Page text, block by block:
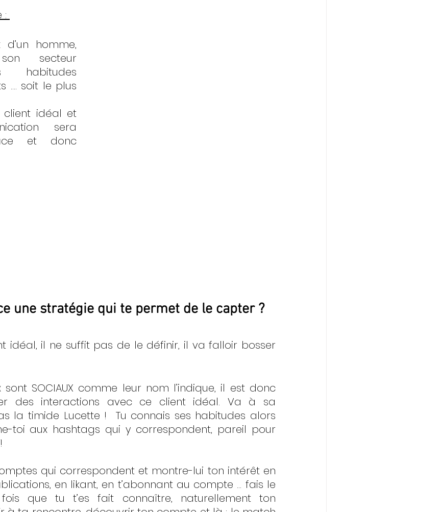
:
d’un homme,
secteur
habitudes
…. soit le plus
client idéal et
sera
et donc
une stratégie qui te permet de le capter ?
idéal, il ne suffit pas de le définir, il va falloir bosser
sont SOCIAUX comme leur nom l’indique, il est donc
des interactions avec ce client idéal. Va à sa
la timide Lucette !  Tu connais ses habitudes alors
toi aux hashtags qui y correspondent, pareil pour
qui correspondent et montre-lui ton intérêt en
en likant, en t’abonnant au compte … fais le
que tu t’es fait connaître, naturellement ton